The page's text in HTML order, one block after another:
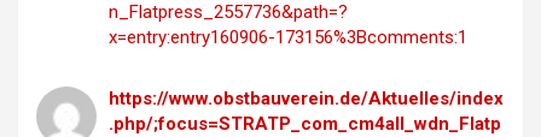
n_Flatpress_2557736&path=?
x=entry:entry160906-173156%3Bcomments:1
https://www.obstbauverein.de/Aktuelles/index
.php/;focus=STRATP_com_cm4all_wdn_Flatp